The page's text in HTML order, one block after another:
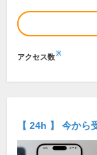
アクセス数※
【 24h 】 今から